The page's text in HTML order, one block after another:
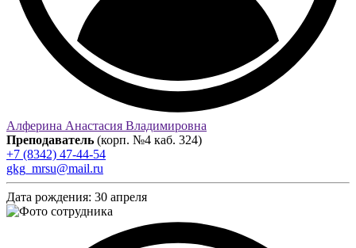
Алферина Анастасия Владимировна
Преподаватель (корп. №4 каб. 324)
+7 (8342) 47-44-54
gkg_mrsu@mail.ru
Дата рождения: 30 апреля